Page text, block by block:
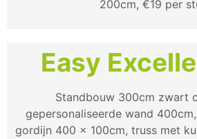
200cm, €19 per
Easy
Standbouw 300cm zwart
gepersonaliseerde wand
gordijn 400 x 100cm, truss met